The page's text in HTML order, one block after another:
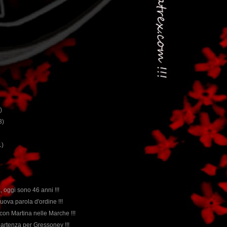
oggi sono 46 anni !!!
parola d'ordine !!!
Martina nelle Marche !!!
per Gressoney !!!